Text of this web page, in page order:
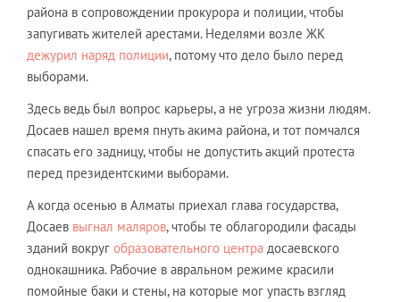
района в сопровождении прокурора и полиции, чтобы
запугивать жителей арестами. Неделями возле ЖК
дежурил наряд полиции, потому что дело было перед
выборами.
Здесь ведь был вопрос карьеры, а не угроза жизни людям.
Досаев нашел время пнуть акима района, и тот помчался
спасать его задницу, чтобы не допустить акций протеста
перед президентскими выборами.
А когда осенью в Алматы приехал глава государства,
Досаев выгнал маляров, чтобы те облагородили фасады
зданий вокруг образовательного центра досаевского
однокашника. Рабочие в авральном режиме красили
помойные баки и стены, на которые мог упасть взгляд